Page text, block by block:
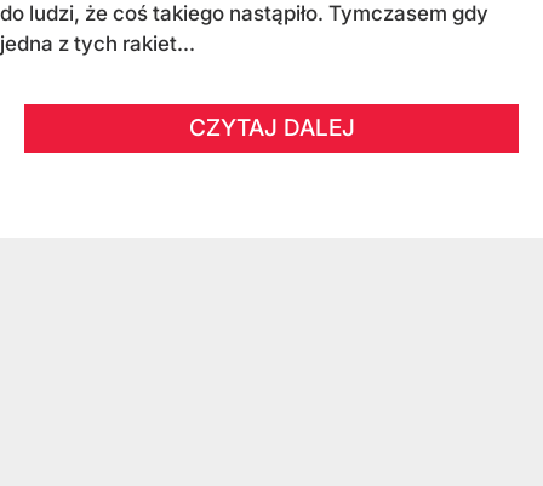
do ludzi, że coś takiego nastąpiło. Tymczasem gdy
jedna z tych rakiet...
CZYTAJ DALEJ